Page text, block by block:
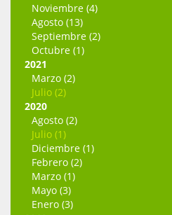
Noviembre (4)
Agosto (13)
Septiembre (2)
Octubre (1)
2021
Marzo (2)
Julio (2)
2020
Agosto (2)
Julio (1)
Diciembre (1)
Febrero (2)
Marzo (1)
Mayo (3)
Enero (3)